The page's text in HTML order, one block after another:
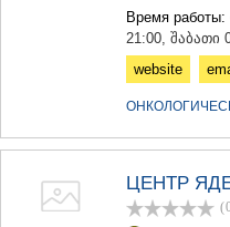
МЦХЕТА-МТИАНЕТИ
АХАЛГОРИ
РАЧА-ЛЕЧХУМИ/НИЖНЯЯ
Время работы:
21:00, შაბათი
website
ЦЕНТР